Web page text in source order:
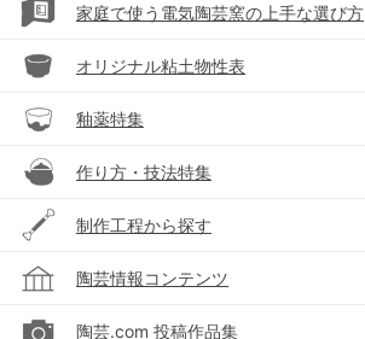
家庭で使う電気陶芸窯の上手な選び方
オリジナル粘土物性表
釉薬特集
作り方・技法特集
制作工程から探す
陶芸情報コンテンツ
陶芸.com 投稿作品集